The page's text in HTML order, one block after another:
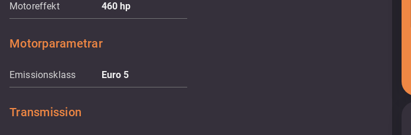
Motoreffekt 460hp
Motorparametrar
Emissionsklass Euro 5
Transmission